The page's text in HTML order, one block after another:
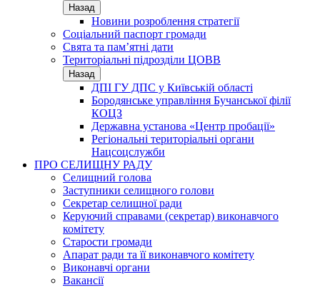
Назад
Новини розроблення стратегії
Соціальний паспорт громади
Свята та пам’ятні дати
Територіальні підрозділи ЦОВВ
Назад
ДПІ ГУ ДПС у Київській області
Бородянське управління Бучанської філії
КОЦЗ
Державна установа «Центр пробації»
Регіональні територіальні органи
Нацсоцслужби
ПРО СЕЛИЩНУ РАДУ
Селищний голова
Заступники селищного голови
Секретар селищної ради
Керуючий справами (секретар) виконавчого
комітету
Старости громади
Апарат ради та її виконавчого комітету
Виконавчі органи
Вакансії